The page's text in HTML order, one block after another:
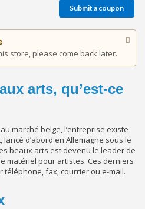
Submit a coupon
store, please come back later.
arts, qu’est-ce
marché belge, l’entreprise existe
d’abord en Allemagne sous le
beaux arts est devenu le leader de
matériel pour artistes. Ces derniers
fax, courrier ou e-mail.